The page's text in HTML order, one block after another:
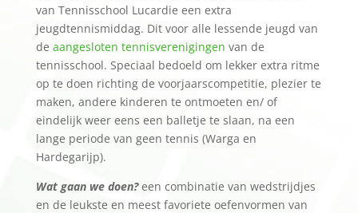
van Tennisschool Lucardie een extra
jeugdtennismiddag. Dit voor alle lessende jeugd van
de aangesloten tennisverenigingen van de
tennisschool. Speciaal bedoeld om lekker extra ritme
op te doen richting de voorjaarscompetitie, plezier te
maken, andere kinderen te ontmoeten en/ of
eindelijk weer eens een balletje te slaan, na een
lange periode van geen tennis (Warga en
Hardegarijp).
Wat gaan we doen?een combinatie van wedstrijdjes
en de leukste en meest favoriete oefenvormen van